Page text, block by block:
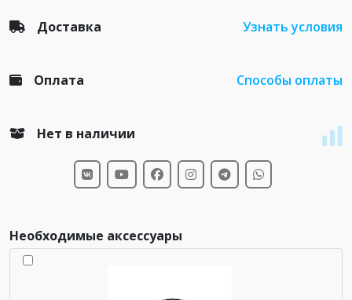
Доставка Узнать условия
Оплата Способы оплаты
Нет в наличии
Необходимые аксессуары